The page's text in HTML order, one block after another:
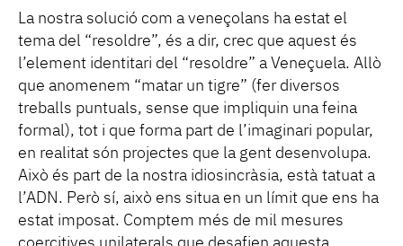
La nostra solució com a veneçolans ha estat el
tema del “resoldre”, és a dir, crec que aquest és
l’element identitari del “resoldre” a Veneçuela. Allò
que anomenem “matar un tigre” (fer diversos
treballs puntuals, sense que impliquin una feina
formal), tot i que forma part de l’imaginari popular,
en realitat són projectes que la gent desenvolupa.
Això és part de la nostra idiosincràsia, està tatuat a
l’ADN. Però sí, això ens situa en un límit que ens ha
estat imposat. Comptem més de mil mesures